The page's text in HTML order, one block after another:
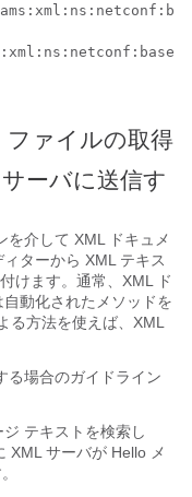
ファイルの取得
ーバに送信す
を介して XML ドキュメ
ターから XML テキス
けます。通常、XML ド
動化されたメソッドを
る方法を使えば、XML
る場合のガイドライン
テキストを検索し
XML サーバが Hello メ